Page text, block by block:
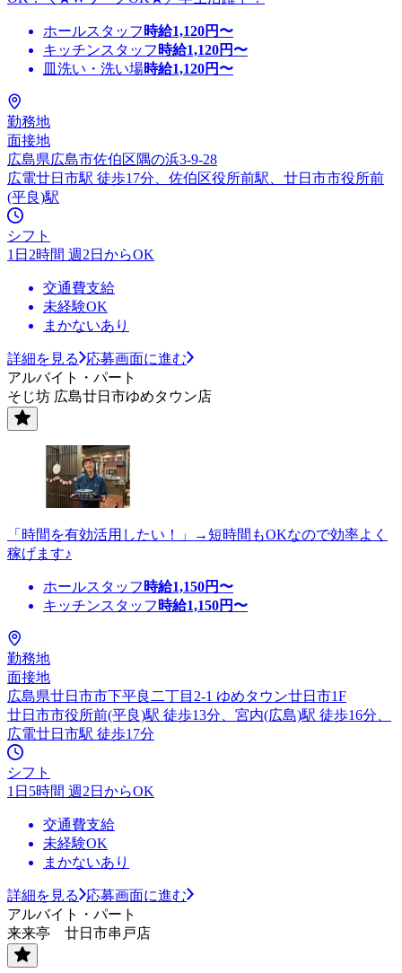
ホールスタッフ 時給1,120円〜
キッチンスタッフ 時給1,120円〜
皿洗い・洗い場時給1,120円〜
勤務地
面接地
広島県広島市佐伯区隅の浜3-9-28
広電廿日市駅 徒歩17分、佐伯区役所前駅、廿日市市役所前
(平良)駅
シフト
1日2時間 週2日からOK
交通費支給
未経験OK
まかないあり
詳細を見る
応募画面に進む
アルバイト・パート
そじ坊 広島廿日市ゆめタウン店
「時間を有効活用したい！」→短時間もOKなので効率よく
稼げます♪
ホールスタッフ 時給1,150円〜
キッチンスタッフ 時給1,150円〜
勤務地
面接地
広島県廿日市市下平良二丁目2-1 ゆめタウン廿日市1F
廿日市市役所前(平良)駅 徒歩13分、宮内(広島)駅 徒歩16分、
広電廿日市駅 徒歩17分
シフト
1日5時間 週2日からOK
交通費支給
未経験OK
まかないあり
詳細を見る
応募画面に進む
アルバイト・パート
来来亭 廿日市串戸店